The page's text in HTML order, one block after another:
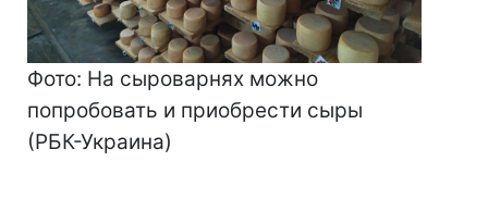
Фото: На сыроварнях можно
попробовать и приобрести сыры
(РБК-Украина)